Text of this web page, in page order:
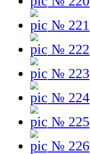
№ 221
№ 222
№ 223
№ 224
№ 225
№ 226